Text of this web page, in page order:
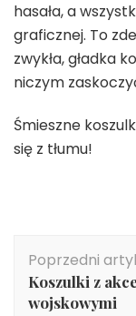
hasała, a
graficznej. To
zwykła, gładka
niczym
Śmieszne
się z tłumu!
wpisu
Poprzedni
Koszulki z
wojskowymi